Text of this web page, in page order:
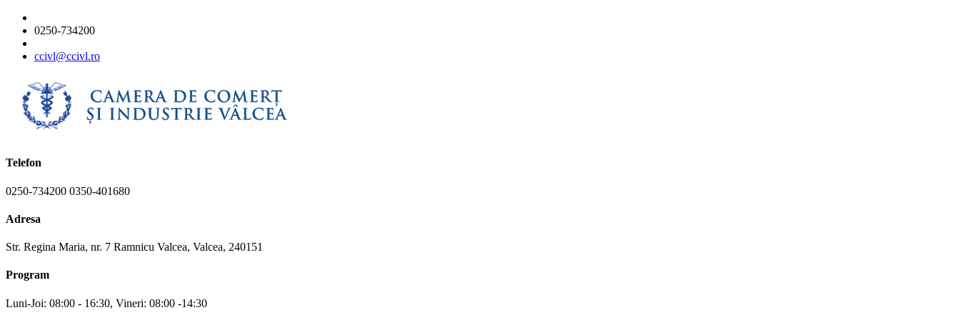
0250-734200
ccivl@ccivl.ro
Telefon
0250-734200 0350-401680
Adresa
Str. Regina Maria, nr. 7 Ramnicu Valcea, Valcea, 240151
Program
Luni-Joi: 08:00 - 16:30, Vineri: 08:00 -14:30